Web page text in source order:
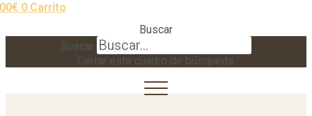
€ 0 Carrito
Buscar
Buscar
Cerrar este cuadro de búsqueda.